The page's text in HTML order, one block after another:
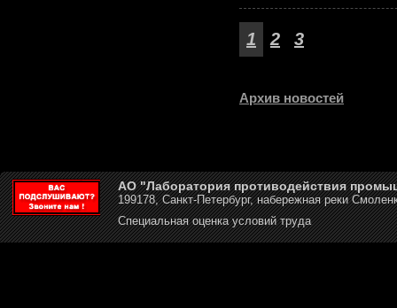
1 2 3
Архив новостей
АО "Лаборатория противодействия
199178, Санкт-Петербург, набережная реки
Специальная оценка условий труда